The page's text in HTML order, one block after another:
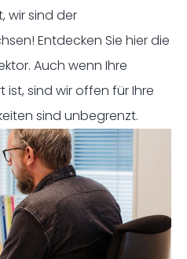
wir sind der
Entdecken Sie hier die
Auch wenn Ihre
sind wir offen für Ihre
sind unbegrenzt.